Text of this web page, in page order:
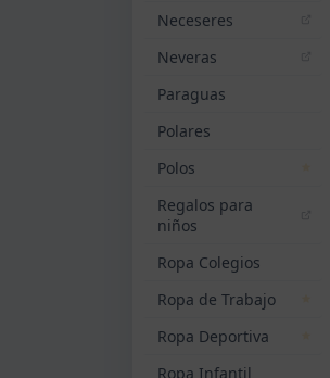
Neceseres
Neveras
Paraguas
Polares
Polos
Regalos para
niños
Ropa Colegios
Ropa de Trabajo
Ropa Deportiva
Ropa Infantil